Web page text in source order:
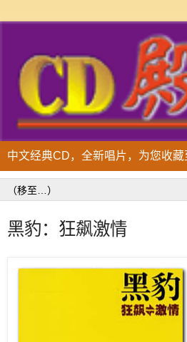
中文经典CD，全新唱片，为您收藏
黑豹：狂飙激情